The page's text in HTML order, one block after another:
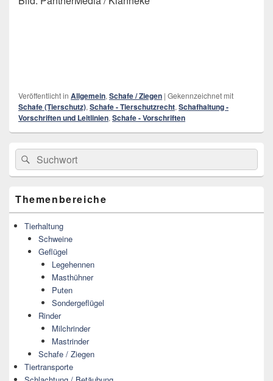
Veröffentlicht in Allgemein, Schafe / Ziegen | Gekennzeichnet mit
Schafe (Tierschutz), Schafe - Tierschutzrecht, Schafhaltung -
Vorschriften und Leitlinien, Schafe - Vorschriften
Primärer
Seitenleisten
Widget-
Bereich
Search
for:
Suche
Themenbereiche
Tierhaltung
Schweine
Geflügel
Legehennen
Masthühner
Puten
Sondergeflügel
Rinder
Milchrinder
Mastrinder
Schafe / Ziegen
Tiertransporte